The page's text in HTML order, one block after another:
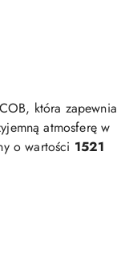
która zapewnia
atmosferę w
o wartości 1521